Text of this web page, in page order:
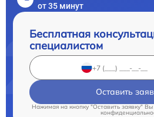
от 35 минут
Бесплатная
специалистом
Оставить
Нажимая на кнопку "Оставить заявку"